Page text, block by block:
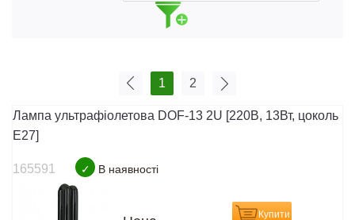
1 2
Лампа ультрафіолетова DOF-13 2U [220В, 13Вт, цоколь
E27]
165591 ✓ В наявності
Купити